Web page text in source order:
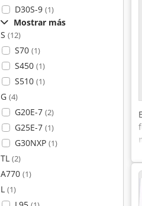
D30S-9 (1)
Mostrar más
S (12)
S70 (1)
S450 (1)
S510 (1)
G (4)
G20E-7 (2)
G25E-7 (1)
G30NXP (1)
TL (2)
A770 (1)
L (1)